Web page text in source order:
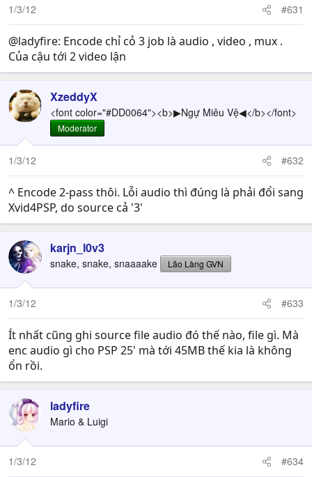
1/3/12 #631
@ladyfire: Encode chỉ cỏ 3 job là audio , video , mux .
Của cậu tới 2 video lận
XzeddyX
<font color="#DD0064"><b>▶Ngự Miêu Vệ◀</b></font>
Moderator
1/3/12 #632
^ Encode 2-pass thôi. Lỗi audio thì đúng là phải đổi sang
Xvid4PSP, do source cả '3'
karjn_l0v3
snake, snake, snaaaake Lão Làng GVN
1/3/12 #633
Ít nhất cũng ghi source file audio đó thế nào, file gì. Mà
enc audio gì cho PSP 25' mà tới 45MB thế kia là không
ổn rồi.
ladyfire
Mario & Luigi
1/3/12 #634